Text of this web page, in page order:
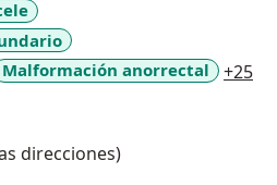
Malformación anorrectal +25
direcciones)